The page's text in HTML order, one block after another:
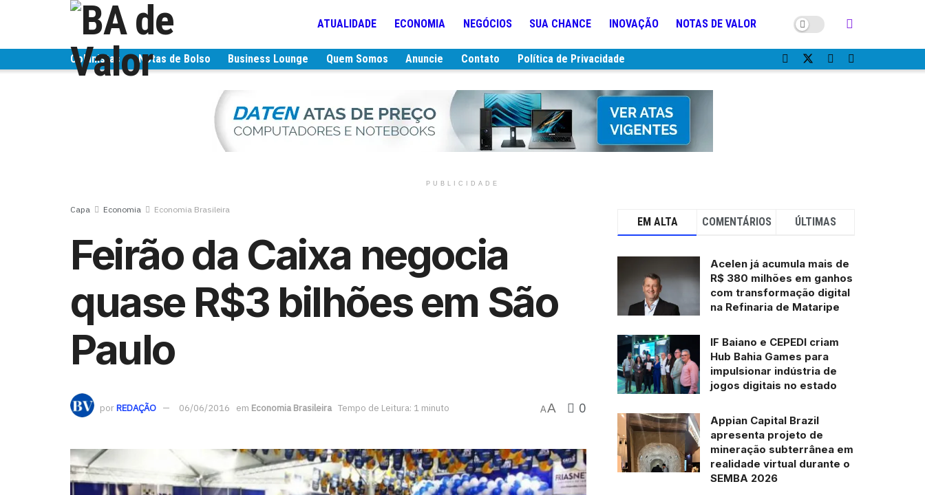
ATUALIDADE ECONOMIA NEGÓCIOS SUA CHANCE INOVAÇÃO NOTAS DE VALOR
Colunistas Notas de Bolso Business Lounge Quem Somos Anuncie Contato Política de Privacidade
PUBLICIDADE
Capa Economia Economia Brasileira
Feirão da Caixa negocia
quase R$3 bilhões em São
Paulo
porREDAÇÃO 06/06/2016 em Economia Brasileira Tempo de Leitura: 1 minuto AA 0
EM ALTA COMENTÁRIOS ÚLTIMAS
Acelen já acumula mais de
R$ 380 milhões em ganhos
com transformação digital
na Refinaria de Mataripe
IF Baiano e CEPEDI criam
Hub Bahia Games para
impulsionar indústria de
jogos digitais no estado
Appian Capital Brazil
apresenta projeto de
mineração subterrânea em
realidade virtual durante o
SEMBA 2026